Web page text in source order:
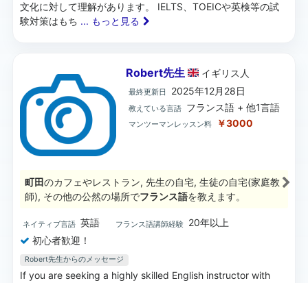
文化に対して理解があります。 IELTS、TOEICや英検等の試
験対策はもち ... もっと見る
Robert先生 イギリス 人
最終更新日 2025年12月28日
教えている言語 フランス語 + 他1言語
マンツーマンレッスン料 ￥3000
町田のカフェやレストラン, 先生の自宅, 生徒の自宅(家庭教
師), その他の公然の場所でフランス語を教えます。
ネイティブ言語 英語 フランス語講師経験
20年以上
初心者歓迎！
Robert先生からのメッセージ
If you are seeking a highly skilled English instructor with